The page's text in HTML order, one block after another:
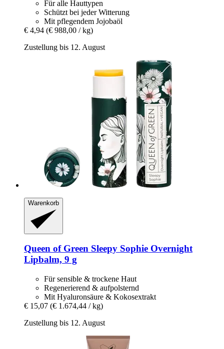
Für alle Hauttypen
Schützt bei jeder Witterung
Mit pflegendem Jojobaöl
€ 4,94 (€ 988,00 / kg)
Zustellung bis 12. August
Warenkorb
Queen of Green Sleepy Sophie Overnight
Lipbalm, 9 g
Für sensible & trockene Haut
Regenerierend & aufpolsternd
Mit Hyaluronsäure & Kokosextrakt
€ 15,07 (€ 1.674,44 / kg)
Zustellung bis 12. August